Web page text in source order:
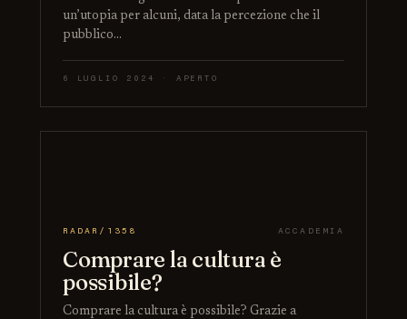
un’utopia per alcuni, data la percezione che il
pubblico…
6 LUGLIO 2024 · APERTO
RADAR/1358 ACCADEMIA
Comprare la cultura è
possibile?
Comprare la cultura è possibile? Grazie a